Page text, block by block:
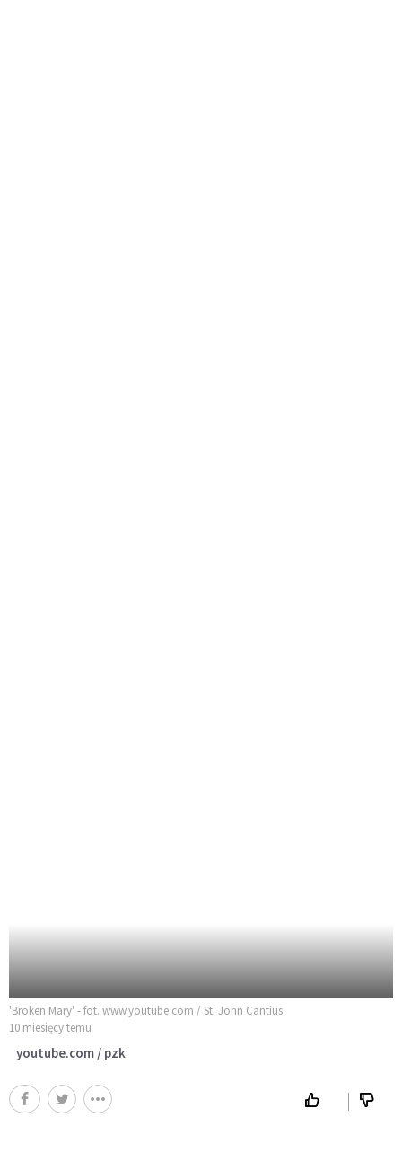
'Broken Mary' - fot. www.youtube.com / St. John Cantius
10 miesięcy temu
youtube.com / pzk